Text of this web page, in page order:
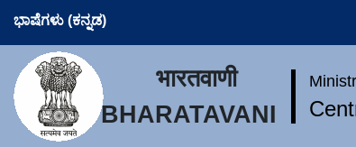
ಭಾಷೆಗಳು (ಕನ್ನಡ)
भारतवाणी
BHARATAVANI